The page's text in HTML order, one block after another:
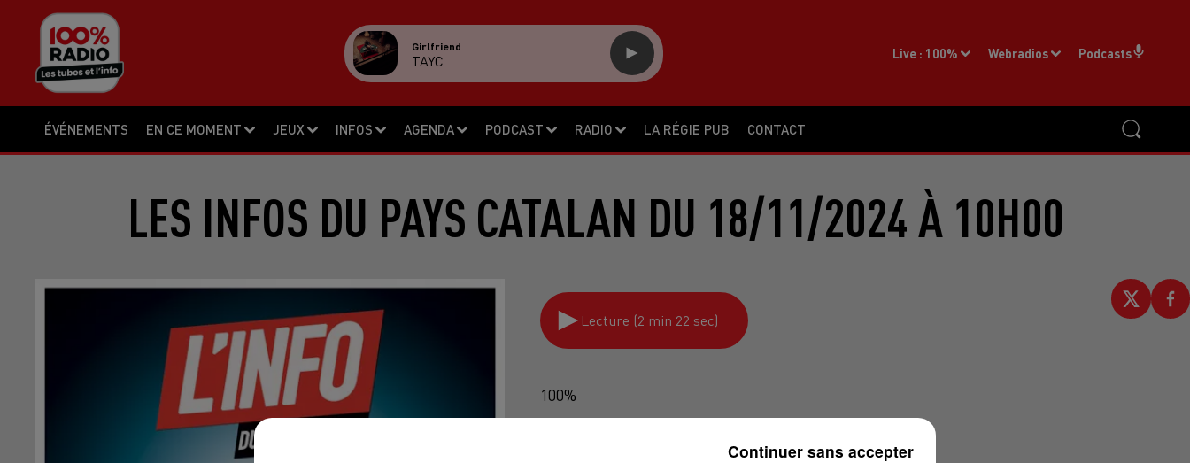
ÉVÉNEMENTS EN CE MOMENT JEUX INFOS AGENDA PODCAST RADIO LA RÉGIE PUB CONTACT
Live : 100% Webradios Podcasts
Girlfriend
TAYC
LES INFOS DU PAYS CATALAN DU 18/11/2024 À 10H00
Lecture (2 min 22 sec)
100%
Continuer sans accepter